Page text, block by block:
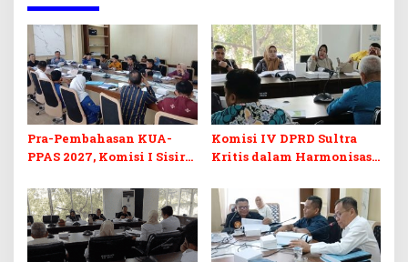
Pra-Pembahasan KUA-
PPAS 2027, Komisi I Sisir
Berkelanjutan
Komisi IV DPRD Sultra
Kritis dalam Harmonisasi
Perubahan APBD 2026